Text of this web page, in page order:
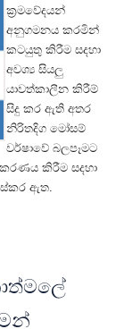
ක්‍රමවේදයන්
අනුගමනය කරමින්
කටයුතු කිරීම සදහා
අවශ්‍ය සියලු
යාවත්කාලීන කිරීම්
සිදු කර ඇති අතර
නිරිතදිග මෝසම්
වර්ෂාවේ බලපෑමට
කිරීම සදහා
ඇත.